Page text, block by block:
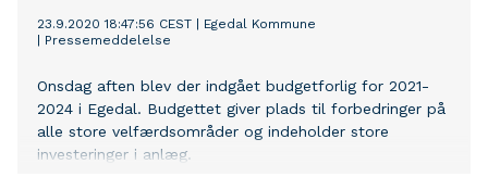
23.9.2020 18:47:56 CEST
Egedal Kommune
Pressemeddelelse
Onsdag aften blev der indgået budgetforlig for 2021-
2024 i Egedal. Budgettet giver plads til forbedringer på
alle store velfærdsområder og indeholder store
investeringer i anlæg.